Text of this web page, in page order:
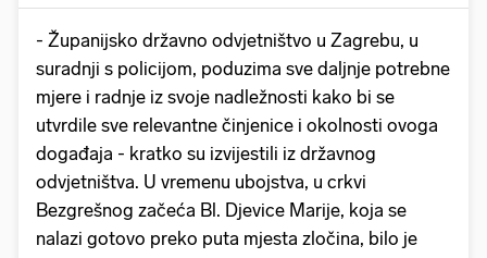
- Županijsko državno odvjetništvo u Zagrebu, u
suradnji s policijom, poduzima sve daljnje potrebne
mjere i radnje iz svoje nadležnosti kako bi se
utvrdile sve relevantne činjenice i okolnosti ovoga
događaja - kratko su izvijestili iz državnog
odvjetništva. U vremenu ubojstva, u crkvi
Bezgrešnog začeća Bl. Djevice Marije, koja se
nalazi gotovo preko puta mjesta zločina, bilo je